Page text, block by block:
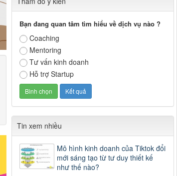
Bạn đang quan tâm tìm hiểu về dịch vụ nào ?
Coaching
Mentoring
Tư vấn kinh doanh
Hỗ trợ Startup
Tin xem nhiều
Mô hình kinh doanh của Tiktok đổi
mới sáng tạo từ tư duy thiết kế
như thế nào?